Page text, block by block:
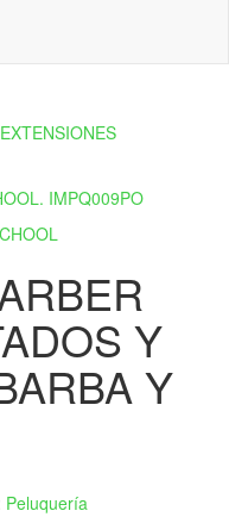
IMPQ009PO
Y
Y
Peluquería